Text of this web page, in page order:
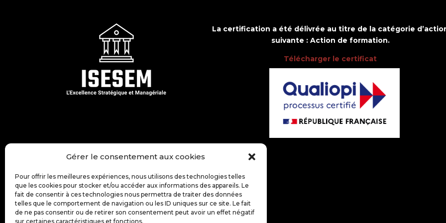
Gérer le consentement aux cookies
Pour offrir les meilleures expériences, nous utilisons des technologies telles
que les cookies pour stocker et/ou accéder aux informations des appareils. Le
fait de consentir à ces technologies nous permettra de traiter des données
telles que le comportement de navigation ou les ID uniques sur ce site. Le fait
de ne pas consentir ou de retirer son consentement peut avoir un effet négatif
sur certaines caractéristiques et fonctions.
La certification a été délivrée au titre de la catégorie
suivante : Action de formation.
Télécharger le certificat